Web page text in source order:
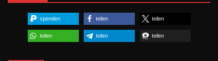
spenden teilen teilen
teilen teilen teilen